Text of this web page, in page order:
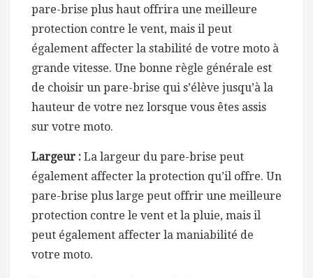
pare-brise plus haut offrira une meilleure
protection contre le vent, mais il peut
également affecter la stabilité de votre moto à
grande vitesse. Une bonne règle générale est
de choisir un pare-brise qui s’élève jusqu’à la
hauteur de votre nez lorsque vous êtes assis
sur votre moto.
Largeur : La largeur du pare-brise peut
également affecter la protection qu’il offre. Un
pare-brise plus large peut offrir une meilleure
protection contre le vent et la pluie, mais il
peut également affecter la maniabilité de
votre moto.